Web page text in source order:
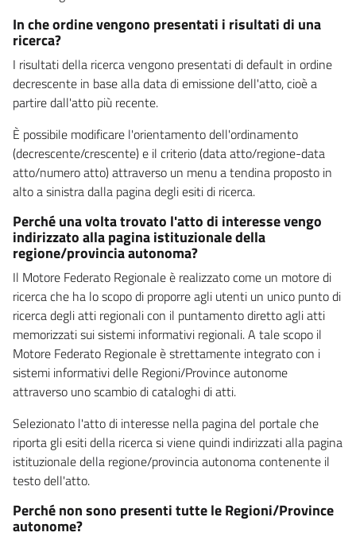
In che ordine vengono presentati i risultati di una
ricerca?
I risultati della ricerca vengono presentati di default in ordine
decrescente in base alla data di emissione dell'atto, cioè a
partire dall'atto più recente.
È possibile modificare l'orientamento dell'ordinamento
(decrescente/crescente) e il criterio (data atto/regione-data
atto/numero atto) attraverso un menu a tendina proposto in
alto a sinistra dalla pagina degli esiti di ricerca.
Perché una volta trovato l'atto di interesse vengo
indirizzato alla pagina istituzionale della
regione/provincia autonoma?
Il Motore Federato Regionale è realizzato come un motore di
ricerca che ha lo scopo di proporre agli utenti un unico punto di
ricerca degli atti regionali con il puntamento diretto agli atti
memorizzati sui sistemi informativi regionali. A tale scopo il
Motore Federato Regionale è strettamente integrato con i
sistemi informativi delle Regioni/Province autonome
attraverso uno scambio di cataloghi di atti.
Selezionato l'atto di interesse nella pagina del portale che
riporta gli esiti della ricerca si viene quindi indirizzati alla pagina
istituzionale della regione/provincia autonoma contenente il
testo dell'atto.
Perché non sono presenti tutte le Regioni/Province
autonome?